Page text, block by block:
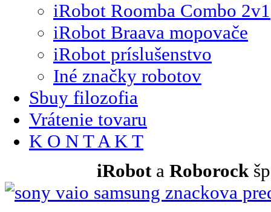
iRobot Roomba Combo 2v1
iRobot Braava mopovače
iRobot príslušenstvo
Iné značky robotov
Sbuy filozofia
Vrátenie tovaru
K O N T A K T
iRobot a Roborock